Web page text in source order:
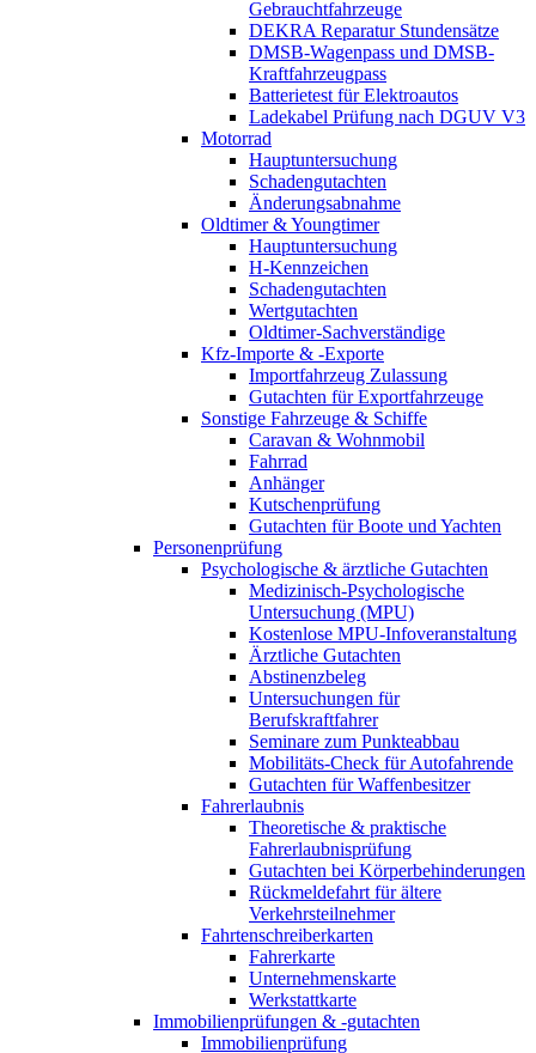
Gebrauchtfahrzeuge
DEKRA Reparatur Stundensätze
DMSB-Wagenpass und DMSB-
Kraftfahrzeugpass
Batterietest für Elektroautos
Ladekabel Prüfung nach DGUV V3
Motorrad
Hauptuntersuchung
Schadengutachten
Änderungsabnahme
Oldtimer & Youngtimer
Hauptuntersuchung
H-Kennzeichen
Schadengutachten
Wertgutachten
Oldtimer-Sachverständige
Kfz-Importe & -Exporte
Importfahrzeug Zulassung
Gutachten für Exportfahrzeuge
Sonstige Fahrzeuge & Schiffe
Caravan & Wohnmobil
Fahrrad
Anhänger
Kutschenprüfung
Gutachten für Boote und Yachten
Personenprüfung
Psychologische & ärztliche Gutachten
Medizinisch-Psychologische
Untersuchung (MPU)
Kostenlose MPU-Infoveranstaltung
Ärztliche Gutachten
Abstinenzbeleg
Untersuchungen für
Berufskraftfahrer
Seminare zum Punkteabbau
Mobilitäts-Check für Autofahrende
Gutachten für Waffenbesitzer
Fahrerlaubnis
Theoretische & praktische
Fahrerlaubnisprüfung
Gutachten bei Körperbehinderungen
Rückmeldefahrt für ältere
Verkehrsteilnehmer
Fahrtenschreiberkarten
Fahrerkarte
Unternehmenskarte
Werkstattkarte
Immobilienprüfungen & -gutachten
Immobilienprüfung